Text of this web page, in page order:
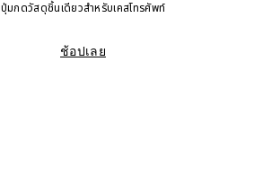
ปุ่มกดวัสดุชิ้นเดียวสำหรับเคสโทรศัพท์
ช้อปเลย